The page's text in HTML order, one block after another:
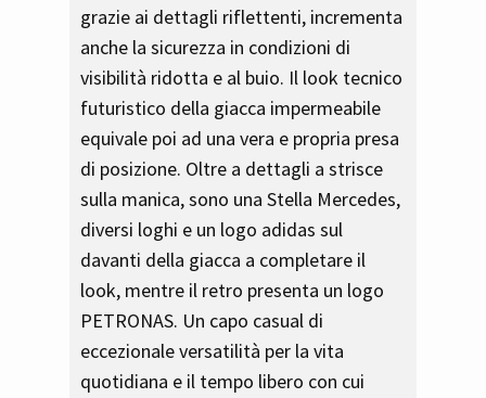
grazie ai dettagli riflettenti, incrementa
anche la sicurezza in condizioni di
visibilità ridotta e al buio. Il look tecnico
futuristico della giacca impermeabile
equivale poi ad una vera e propria presa
di posizione. Oltre a dettagli a strisce
sulla manica, sono una Stella Mercedes,
diversi loghi e un logo adidas sul
davanti della giacca a completare il
look, mentre il retro presenta un logo
PETRONAS. Un capo casual di
eccezionale versatilità per la vita
quotidiana e il tempo libero con cui